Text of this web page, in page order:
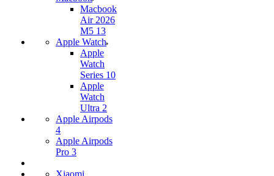
Macbook
Air 2026
M5 13
Apple Watch
Apple
Watch
Series 10
Apple
Watch
Ultra 2
Apple Airpods
4
Apple Airpods
Pro 3
Xiaomi